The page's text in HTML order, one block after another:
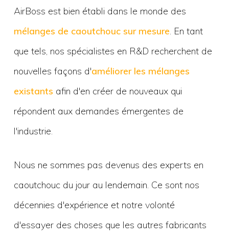
AirBoss est bien établi dans le monde des
mélanges de caoutchouc sur mesure. En tant
que tels, nos spécialistes en R&D recherchent de
nouvelles façons d'améliorer les mélanges
existants afin d'en créer de nouveaux qui
répondent aux demandes émergentes de
l'industrie.
Nous ne sommes pas devenus des experts en
caoutchouc du jour au lendemain. Ce sont nos
décennies d'expérience et notre volonté
d'essayer des choses que les autres fabricants